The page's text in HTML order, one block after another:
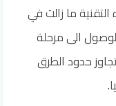
ما زالت في
الى مرحلة
حدود الطرق